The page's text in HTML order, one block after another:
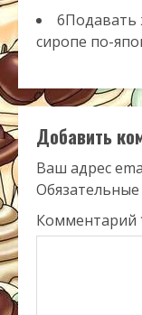
6Подавать
сиропе по-
Добавить
Ваш адрес
Комментарий